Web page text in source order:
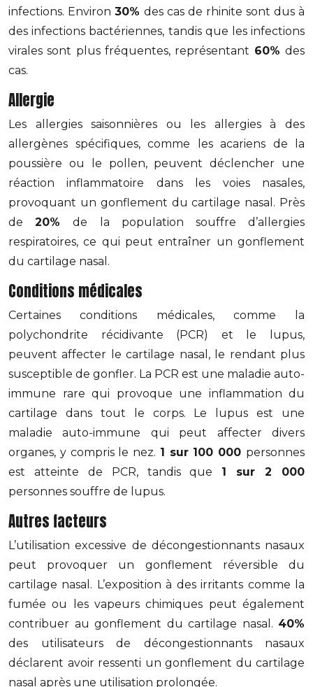
infections. Environ 30% des cas de rhinite sont dus à
des infections bactériennes, tandis que les infections
virales sont plus fréquentes, représentant 60%des
cas.
Allergie
Les allergies saisonnières ou les allergies à des
allergènes spécifiques, comme les acariens de la
poussière ou le pollen, peuvent déclencher une
réaction inflammatoire dans les voies nasales,
provoquant un gonflement du cartilage nasal. Près
de20%de la population souffre d’allergies
respiratoires, ce qui peut entraîner un gonflement
du cartilage nasal.
Conditions médicales
Certaines conditions médicales, comme la
polychondrite récidivante (PCR) et le lupus,
peuvent affecter le cartilage nasal, le rendant plus
susceptible de gonfler. La PCR est une maladie auto-
immune rare qui provoque une inflammation du
cartilage dans tout le corps. Le lupus est une
maladie auto-immune qui peut affecter divers
organes, y compris le nez. 1 sur 100 000 personnes
est atteinte de PCR, tandis que 1 sur 2 000
personnes souffre de lupus.
Autres facteurs
L’utilisation excessive de décongestionnants nasaux
peut provoquer un gonflement réversible du
cartilage nasal. L’exposition à des irritants comme la
fumée ou les vapeurs chimiques peut également
contribuer au gonflement du cartilage nasal. 40%
des utilisateurs de décongestionnants nasaux
déclarent avoir ressenti un gonflement du cartilage
nasal après une utilisation prolongée.